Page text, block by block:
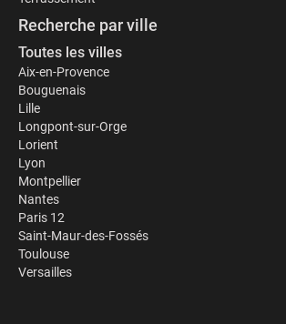
Recherche par ville
Toutes les villes
Aix-en-Provence
Bouguenais
Lille
Longpont-sur-Orge
Lorient
Lyon
Montpellier
Nantes
Paris 12
Saint-Maur-des-Fossés
Toulouse
Versailles